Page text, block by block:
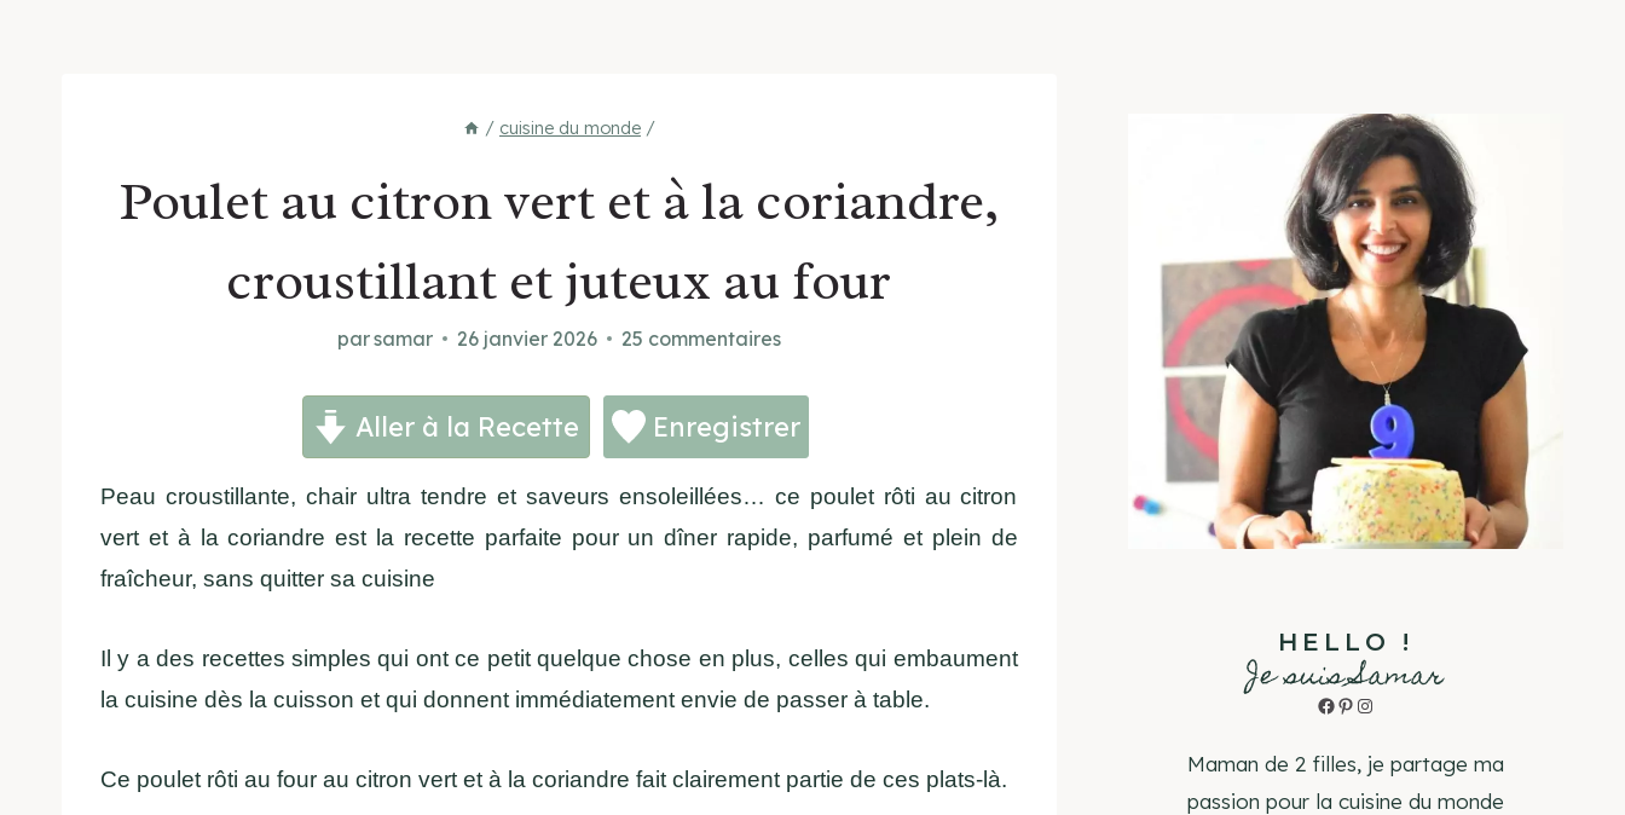
/ cuisine du monde /
Poulet au citron vert et à la coriandre,
croustillant et juteux au four
parsamar 26 janvier 2026 25 commentaires
Aller à la Recette Enregistrer
Peau croustillante, chair ultra tendre et saveurs ensoleillées… ce poulet rôti au citron
vert et à la coriandre est la recette parfaite pour un dîner rapide, parfumé et plein de
fraîcheur, sans quitter sa cuisine
Il y a des recettes simples qui ont ce petit quelque chose en plus, celles qui embaument
la cuisine dès la cuisson et qui donnent immédiatement envie de passer à table.
Ce poulet rôti au four au citron vert et à la coriandre fait clairement partie de ces plats-là.
HELLO !
Je suis Samar
Facebook
Pinterest
Instagram
Maman de 2 filles, je partage ma
passion pour la cuisine du monde